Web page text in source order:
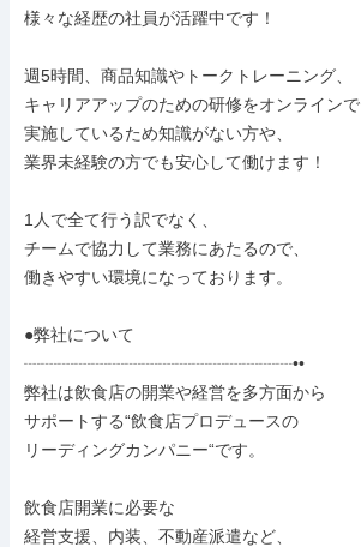
様々な経歴の社員が活躍中です！
週5時間、商品知識やトークトレーニング、
キャリアアップのための研修をオンラインで
実施しているため知識がない方や、
業界未経験の方でも安心して働けます！
1人で全て行う訳でなく、
チームで協力して業務にあたるので、
働きやすい環境になっております。
●弊社について
┈┈┈┈┈┈┈┈┈┈┈┈┈┈┈┈••
弊社は飲食店の開業や経営を多方面から
サポートする“飲食店プロデュースの
リーディングカンパニー“です。
飲食店開業に必要な
経営支援、内装、不動産派遣など、